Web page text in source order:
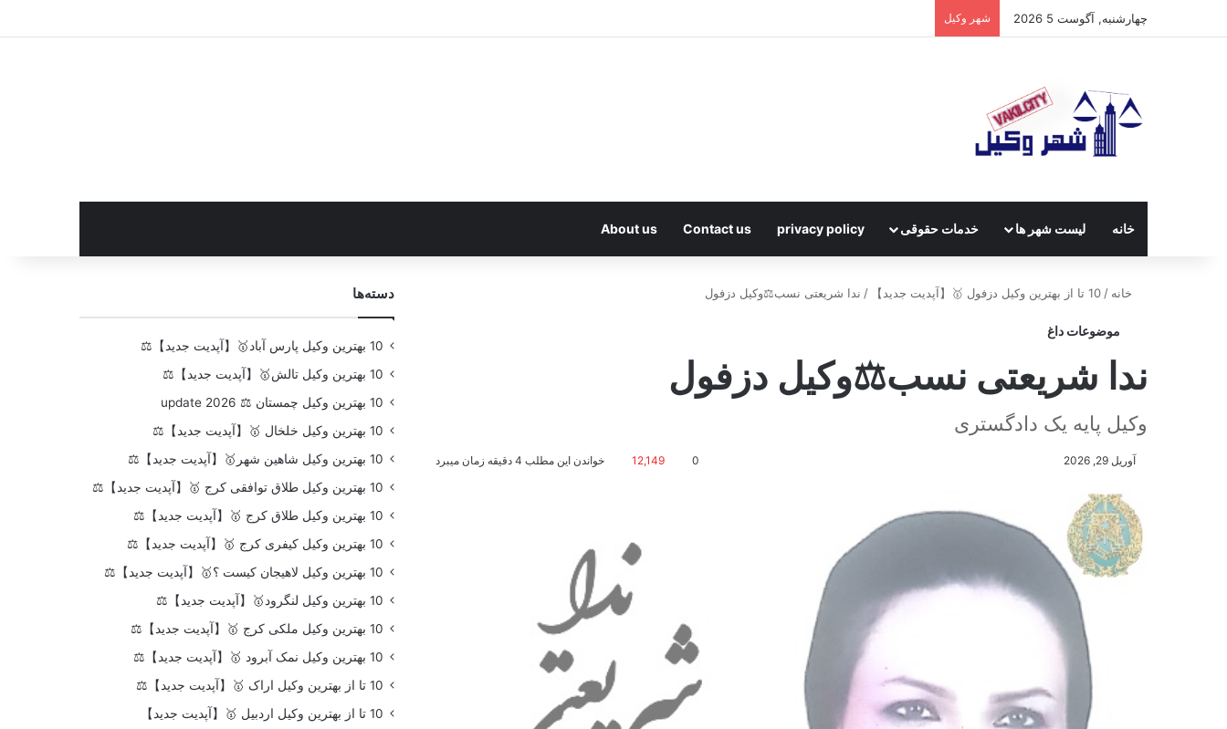
چهارشنبه, آگوست 5 2026 شهر وکیل
خانه لیست شهر ها خدمات حقوقی privacy policy
Contact us
About us
خانه / 10 تا از بهترین وکیل دزفول 🥇【آپدیت جدید】 / ندا شریعتی نسب⚖️وکیل دزفول
موضوعات داغ
ندا شریعتی نسب⚖️وکیل دزفول
وکیل پایه یک دادگستری
آوریل 29, 2026 0
12,149 خواندن این مطلب 4 دقیقه زمان میبرد
دسته‌ها
10 بهترین وکیل پارس آباد🥇【آپدیت جدید】⚖️
10 بهترین وکیل تالش🥇【آپدیت جدید】⚖️
10 بهترین وکیل چمستان ⚖️ update 2026
10 بهترین وکیل خلخال 🥇【آپدیت جدید】⚖️
10 بهترین وکیل شاهین شهر🥇【آپدیت جدید】⚖️
10 بهترین وکیل طلاق توافقی کرج 🥇【آپدیت جدید】⚖️
10 بهترین وکیل طلاق کرج 🥇【آپدیت جدید】⚖️
10 بهترین وکیل کیفری کرج 🥇【آپدیت جدید】⚖️
10 بهترین وکیل لاهیجان کیست ؟🥇【آپدیت جدید】⚖️
10 بهترین وکیل لنگرود🥇【آپدیت جدید】⚖️
10 بهترین وکیل ملکی کرج 🥇【آپدیت جدید】⚖️
10 بهترین وکیل نمک آبرود 🥇【آپدیت جدید】⚖️
10 تا از بهترین وکیل اراک 🥇【آپدیت جدید】⚖️
10 تا از بهترین وکیل اردبیل 🥇【آپدیت جدید】